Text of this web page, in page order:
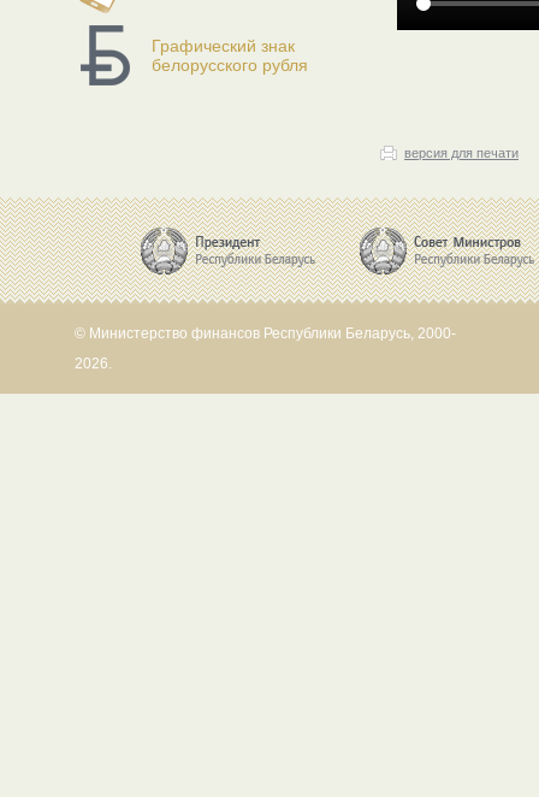
Графический знак
белорусского рубля
версия для печати
© Министерство финансов Республики Беларусь, 2000-
2026.